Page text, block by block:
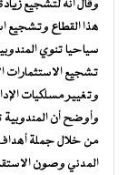
وقال انه لتشجيع
هذا القطاع وتشجيع
سياحيا تنوي
تشجيع الاستثمارات
وتغيير مسلكيات
وأوضح أن المندوبية
من خلال جملة
المدني وصون